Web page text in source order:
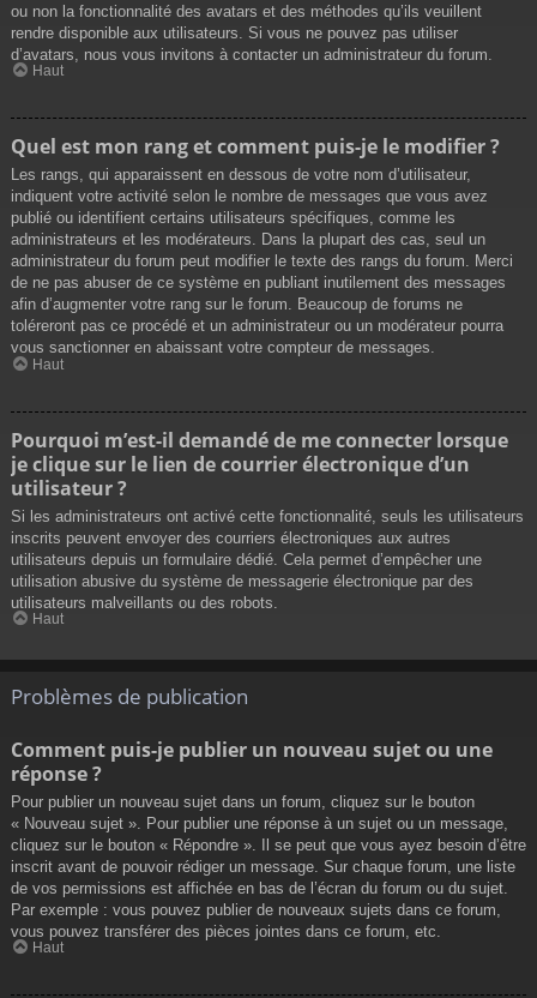
ou non la fonctionnalité des avatars et des méthodes qu’ils veuillent
rendre disponible aux utilisateurs. Si vous ne pouvez pas utiliser
d’avatars, nous vous invitons à contacter un administrateur du forum.
Haut
Quel est mon rang et comment puis-je le modifier ?
Les rangs, qui apparaissent en dessous de votre nom d’utilisateur,
indiquent votre activité selon le nombre de messages que vous avez
publié ou identifient certains utilisateurs spécifiques, comme les
administrateurs et les modérateurs. Dans la plupart des cas, seul un
administrateur du forum peut modifier le texte des rangs du forum. Merci
de ne pas abuser de ce système en publiant inutilement des messages
afin d’augmenter votre rang sur le forum. Beaucoup de forums ne
toléreront pas ce procédé et un administrateur ou un modérateur pourra
vous sanctionner en abaissant votre compteur de messages.
Haut
Pourquoi m’est-il demandé de me connecter lorsque
je clique sur le lien de courrier électronique d’un
utilisateur ?
Si les administrateurs ont activé cette fonctionnalité, seuls les utilisateurs
inscrits peuvent envoyer des courriers électroniques aux autres
utilisateurs depuis un formulaire dédié. Cela permet d’empêcher une
utilisation abusive du système de messagerie électronique par des
utilisateurs malveillants ou des robots.
Haut
Problèmes de publication
Comment puis-je publier un nouveau sujet ou une
réponse ?
Pour publier un nouveau sujet dans un forum, cliquez sur le bouton
« Nouveau sujet ». Pour publier une réponse à un sujet ou un message,
cliquez sur le bouton « Répondre ». Il se peut que vous ayez besoin d’être
inscrit avant de pouvoir rédiger un message. Sur chaque forum, une liste
de vos permissions est affichée en bas de l’écran du forum ou du sujet.
Par exemple : vous pouvez publier de nouveaux sujets dans ce forum,
vous pouvez transférer des pièces jointes dans ce forum, etc.
Haut